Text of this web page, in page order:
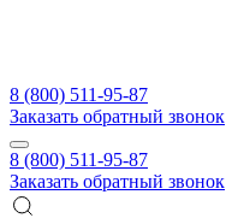
8 (800) 511-95-87
Заказать обратный звонок
8 (800) 511-95-87
Заказать обратный звонок